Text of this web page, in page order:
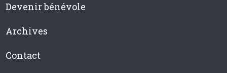
Devenir bénévole
Archives
Contact